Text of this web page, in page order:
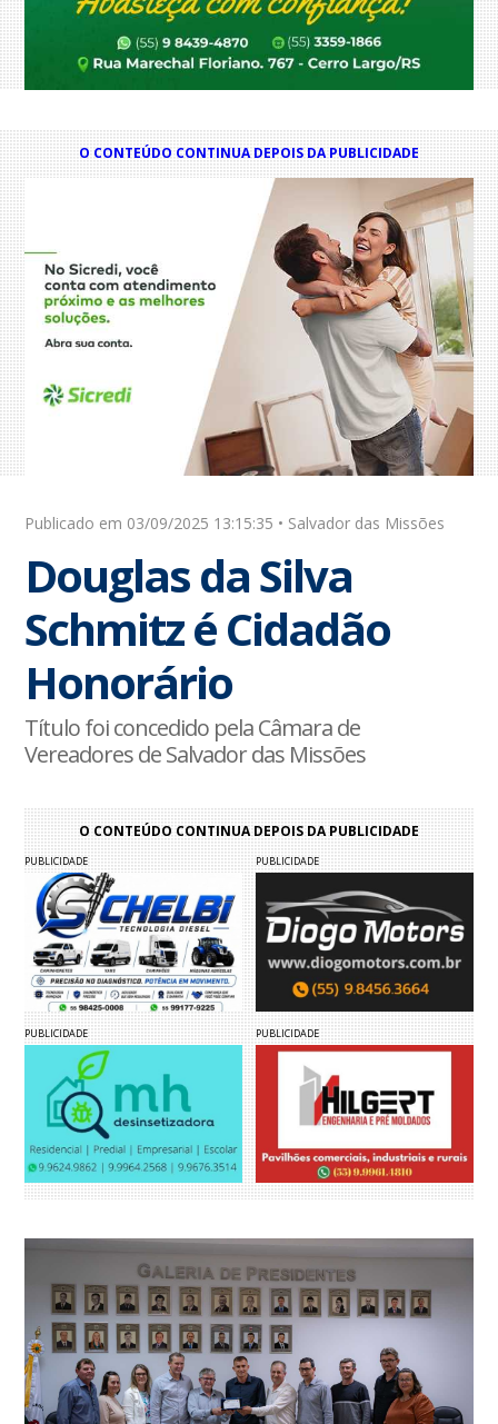
O CONTEÚDO CONTINUA DEPOIS DA PUBLICIDADE
Publicado em 03/09/2025 13:15:35 • Salvador das Missões
Douglas da Silva
Schmitz é Cidadão
Honorário
Título foi concedido pela Câmara de
Vereadores de Salvador das Missões
O CONTEÚDO CONTINUA DEPOIS DA PUBLICIDADE
PUBLICIDADE PUBLICIDADE
PUBLICIDADE PUBLICIDADE